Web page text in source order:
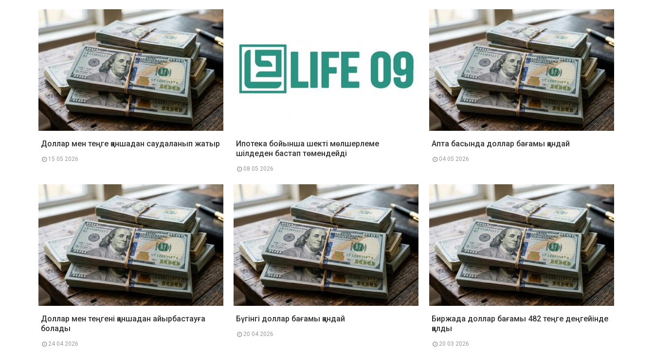
Доллар мен теңге қаншадан саудаланып жатыр
15 05 2026
Ипотека бойынша шекті мөлшерлеме
шілдеден бастап төмендейді
08 05 2026
Апта басында доллар бағамы қандай
04 05 2026
Доллар мен теңгені қаншадан айырбастауға
болады
24 04 2026
Бүгінгі доллар бағамы қандай
20 04 2026
Биржада доллар бағамы 482 теңге деңгейінде
қалды
20 03 2026